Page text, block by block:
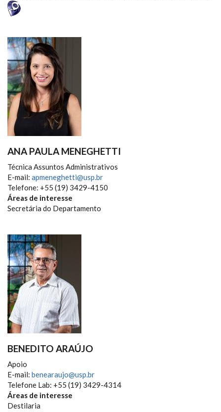
ANA PAULA MENEGHETTI
Técnica Assuntos Administrativos
E-mail: apmeneghetti@usp.br
Telefone: +55 (19) 3429-4150
Áreas de interesse
Secretária do Departamento
BENEDITO ARAÚJO
Apoio
E-mail: benearaujo@usp.br
Telefone Lab: +55 (19) 3429-4314
Áreas de interesse
Destilaria